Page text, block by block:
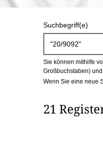
hier:
u
c
h
b
o
Suchbegriff(e)
Sie können mithilfe
Großbuchstaben)
Wenn Sie eine neue
21